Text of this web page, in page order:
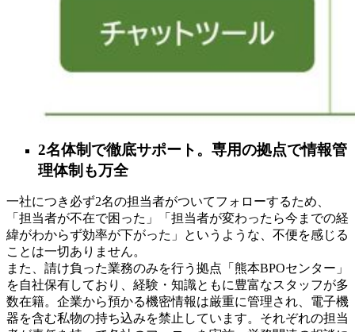
2名体制で徹底サポート。専用の拠点で情報管
理体制も万全
一社につき必ず2名の担当者がついてフォローするため、
「担当者が不在で困った」「担当者が変わったら今までの経
緯がわからず効率が下がった」というような、不便を感じる
ことは一切ありません。
また、請け負った業務のみを行う拠点「熊本BPOセンター」
を自社保有しており、経験・知識ともに豊富なスタッフが多
数在籍。企業から預かる機密情報は厳重に管理され、電子機
器を含む私物の持ち込みを禁止しています。それぞれの担当